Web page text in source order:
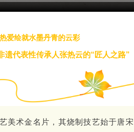
爱绘就水墨丹青的云彩
代表性传承人张热云的“匠人之路”
美术金名片，其烧制技艺始于唐